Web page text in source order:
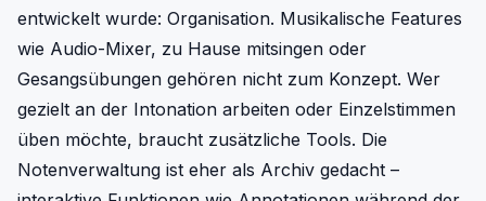
entwickelt wurde: Organisation. Musikalische Features
wie Audio-Mixer, zu Hause mitsingen oder
Gesangsübungen gehören nicht zum Konzept. Wer
gezielt an der Intonation arbeiten oder Einzelstimmen
üben möchte, braucht zusätzliche Tools. Die
Notenverwaltung ist eher als Archiv gedacht –